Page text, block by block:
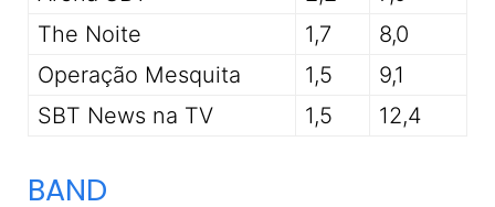
The Noite
1,7
8,0
Operação Mesquita
1,5
9,1
SBT News na TV
1,5 12,4
BAND